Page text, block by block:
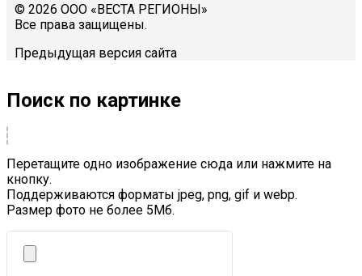
© 2026 ООО «ВЕСТА РЕГИОНЫ»
Все права защищены.
Предыдущая версия сайта
Поиск по картинке
Перетащите одно изображение сюда или нажмите на
кнопку.
Поддерживаются форматы jpeg, png, gif и webp.
Размер фото не более 5Mб.